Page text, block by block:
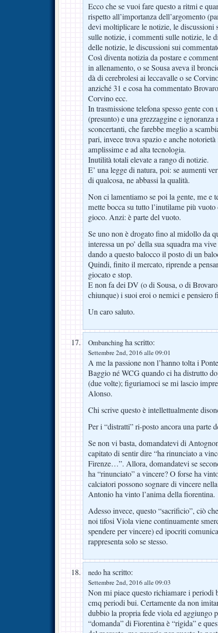
Ecco che se vuoi fare questo a ritmi e
rispetto all’importanza dell’argomento
devi moltiplicare le notizie, le discussioni
sulle notizie, i commenti sulle notizie, le
delle notizie, le discussioni sui
Così diventa notizia da postare e
in allenamento, o se Sousa aveva il
dà di cerebrolesi ai leccavalle o se
anziché 31 e cosa ha commentato
Corvino ecc.
In trasmissione telefona spesso gente
(presunto) e una grezzaggine e
sconcertanti, che farebbe meglio a
pari, invece trova spazio e anche
amplissime e ad alta tecnologia.
Inutilità totali elevate a rango di notizie.
E’ una legge di natura, poi: se aumenti
di qualcosa, ne abbassi la qualità.
Non ci lamentiamo se poi la gente, me e
mette bocca su tutto l’inutilame più vuoto
gioco. Anzi: è parte del vuoto.
Se uno non è drogato fino al midollo da
interessa un po’ della sua squadra ma
dando a questo balocco il posto di un
Quindi, finito il mercato, riprende a
giocato e stop.
E non fa dei DV (o di Sousa, o di
chiunque) i suoi eroi o nemici e pensiero
Un caro saluto.
Ombanching ha scritto:
Settembre 2nd, 2016 alle 09:01
A me la passione non l’hanno tolta i
Baggio né WCG quando ci ha distrutto
(due volte); figuriamoci se mi lascio
Alonso.
Chi scrive questo è intellettualmente
Per i “distratti” ri-posto ancora una parte
Se non vi basta, domandatevi di
capitato di sentir dire “ha rinunciato a
Firenze…”. Allora, domandatevi se
ha “rinunciato” a vincere? O forse ha
calciatori possono sognare di vincere
Antonio ha vinto l’anima della fiorentina.
Adesso invece, questo “sacrificio”, ciò
noi tifosi Viola viene continuamente
spendere per vincere) ed ipocriti
rappresenta solo se stesso.
nedo ha scritto:
Settembre 2nd, 2016 alle 09:03
Non mi piace questo richiamare i periodi
cmq periodi bui. Certamente da non
dubbio la propria fede viola ed aggiungo
“domanda” di Fiorentina è “rigida” e